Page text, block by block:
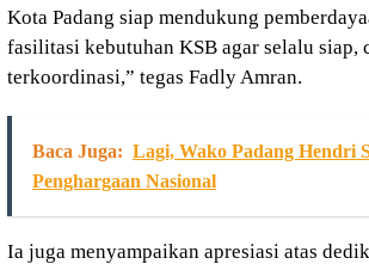
Kota Padang siap mendukung
fasilitasi kebutuhan KSB agar selalu siap,
terkoordinasi,” tegas Fadly Amran.
Baca Juga: Lagi, Wako Padang Hendri
Penghargaan Nasional
Ia juga menyampaikan apresiasi atas